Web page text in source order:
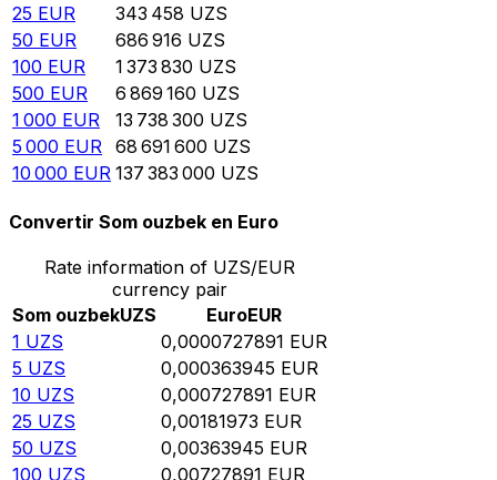
25 EUR 343 458 UZS
50 EUR 686 916 UZS
100 EUR 1 373 830 UZS
500 EUR 6 869 160 UZS
1 000 EUR 13 738 300 UZS
5 000 EUR 68 691 600 UZS
10 000 EUR 137 383 000 UZS
Convertir Som ouzbek en Euro
Rate information of UZS/EUR
currency pair
Som ouzbekUZS EuroEUR
1 UZS 0,0000727891 EUR
5 UZS 0,000363945 EUR
10 UZS 0,000727891 EUR
25 UZS 0,00181973 EUR
50 UZS 0,00363945 EUR
100 UZS 0,00727891 EUR